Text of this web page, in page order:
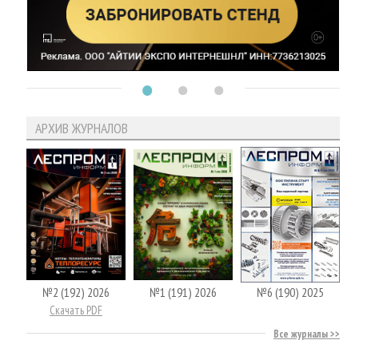
АРХИВ ЖУРНАЛОВ
№2 (192) 2026
Скачать PDF
№1 (191) 2026 №6 (190) 2025
Все журналы